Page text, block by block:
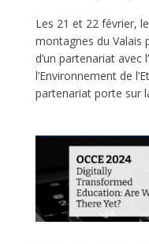
Les 21 et 22 février,
montagnes du Valais
d’un partenariat avec
l’Environnement de
partenariat porte sur